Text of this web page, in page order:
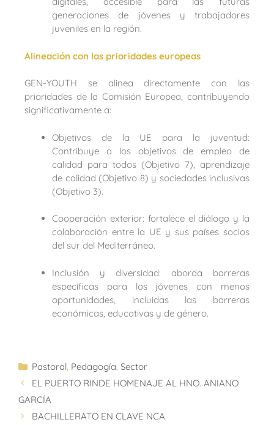
generaciones de jóvenes y trabajadores
juveniles en la región.
Alineación con las prioridades europeas
GEN-YOUTH se alinea directamente con las
prioridades de la Comisión Europea, contribuyendo
significativamente a:
Objetivos de la UE para la juventud:
Contribuye a los objetivos de empleo de
calidad para todos (Objetivo 7), aprendizaje
de calidad (Objetivo 8) y sociedades inclusivas
(Objetivo 3).
Cooperación exterior: fortalece el diálogo y la
colaboración entre la UE y sus países socios
del sur del Mediterráneo.
Inclusión y diversidad: aborda barreras
específicas para los jóvenes con menos
oportunidades, incluidas las barreras
económicas, educativas y de género.
Pastoral, Pedagogía, Sector
EL PUERTO RINDE HOMENAJE AL HNO. ANIANO
GARCÍA
BACHILLERATO EN CLAVE NCA